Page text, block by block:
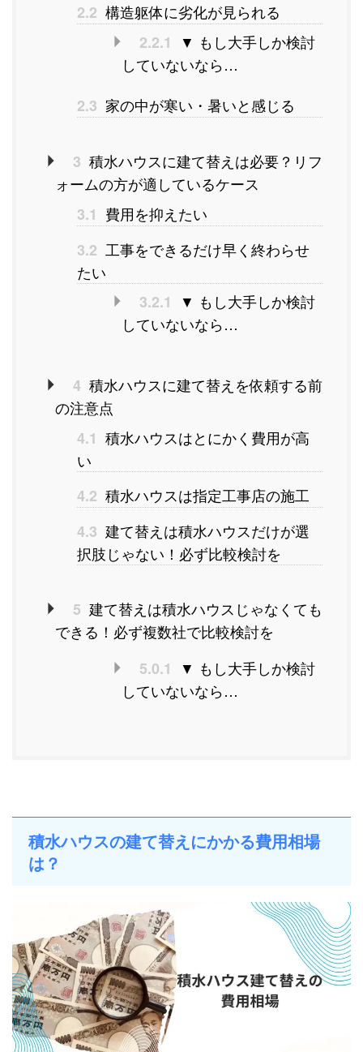
2.2 構造躯体に劣化が見られる
2.2.1
▼ もし大手しか検討
していないなら…
2.3 家の中が寒い・暑いと感じる
3 積水ハウスに建て替えは必要？リフ
ォームの方が適しているケース
3.1 費用を抑えたい
3.2 工事をできるだけ早く終わらせ
たい
3.2.1
▼ もし大手しか検討
していないなら…
4 積水ハウスに建て替えを依頼する前
の注意点
4.1 積水ハウスはとにかく費用が高
い
4.2 積水ハウスは指定工事店の施工
4.3 建て替えは積水ハウスだけが選
択肢じゃない！必ず比較検討を
5 建て替えは積水ハウスじゃなくても
できる！必ず複数社で比較検討を
5.0.1
▼ もし大手しか検討
していないなら…
積水ハウスの建て替えにかかる費用相場
は？